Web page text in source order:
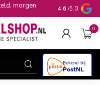
morgen 10+jaar
4.6 /5.0
0